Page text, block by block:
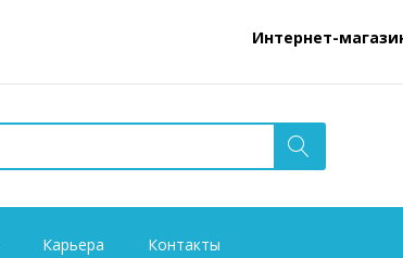
Интернет-магазин
Карьера Контакты